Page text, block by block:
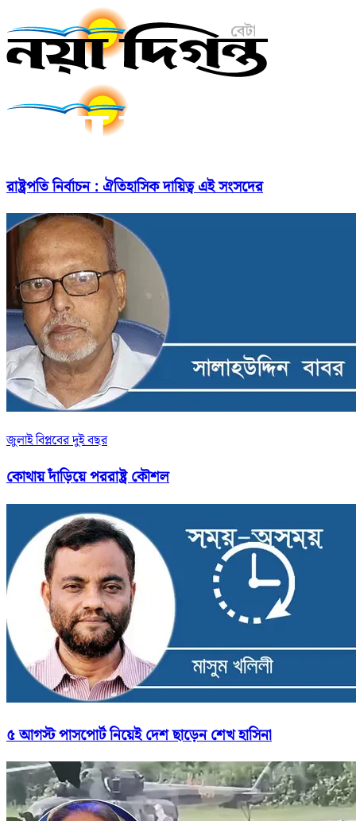
রাষ্ট্রপতি নির্বাচন : ঐতিহাসিক দায়িত্ব এই সংসদের
জুলাই বিপ্লবের দুই বছর
কোথায় দাঁড়িয়ে পররাষ্ট্র কৌশল
৫ আগস্ট পাসপোর্ট নিয়েই দেশ ছাড়েন শেখ হাসিনা